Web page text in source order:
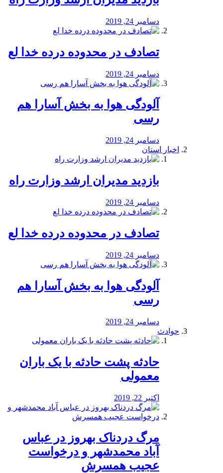
دسامبر 24, 2019
تصادف در محدوده درده خدا لع
دسامبر 24, 2019
آلودگی هوا به بخش آسارا هم
رسی
دسامبر 24, 2019
اخبار استان
بازدید مدیران ارشد وزارت راه
دسامبر 24, 2019
تصادف در محدوده درده خدا لع
دسامبر 24, 2019
آلودگی هوا به بخش آسارا هم
رسی
دسامبر 24, 2019
حوادث
️حادثه پشت حادثه با یک باران
معمولی
اکتبر 22, 2019
مرگ دردناک بهروز در عباس
آباد محمدشهر و درخواست
عجیب همسرش